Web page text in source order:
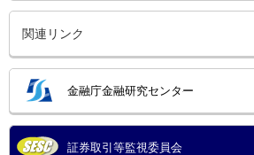
関連リンク
金融庁金融研究センター
証券取引等監視委員会